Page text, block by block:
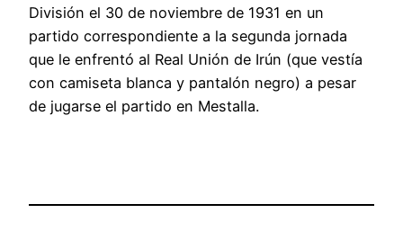
División el 30 de noviembre de 1931 en un
partido correspondiente a la segunda jornada
que le enfrentó al Real Unión de Irún (que vestía
con camiseta blanca y pantalón negro) a pesar
de jugarse el partido en Mestalla.